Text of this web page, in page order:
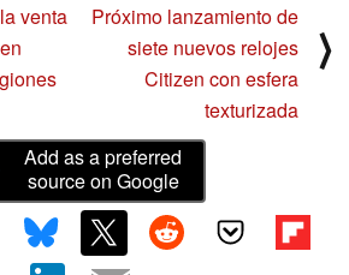
venta
Próximo lanzamiento de
siete nuevos relojes
Citizen con esfera
texturizada
⟩
Add as a preferred
source on Google